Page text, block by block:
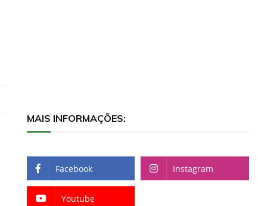
MAIS INFORMAÇÕES:
Facebook Instagram
Youtube